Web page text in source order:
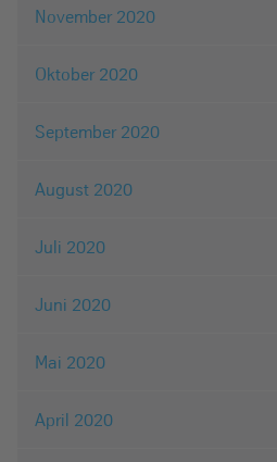
November 2020
Oktober 2020
September 2020
August 2020
Juli 2020
Juni 2020
Mai 2020
April 2020